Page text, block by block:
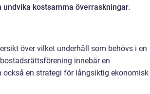
kostsamma överraskningar.
över vilket underhåll som behövs i en
innebär en
också en strategi för långsiktig ekonomisk